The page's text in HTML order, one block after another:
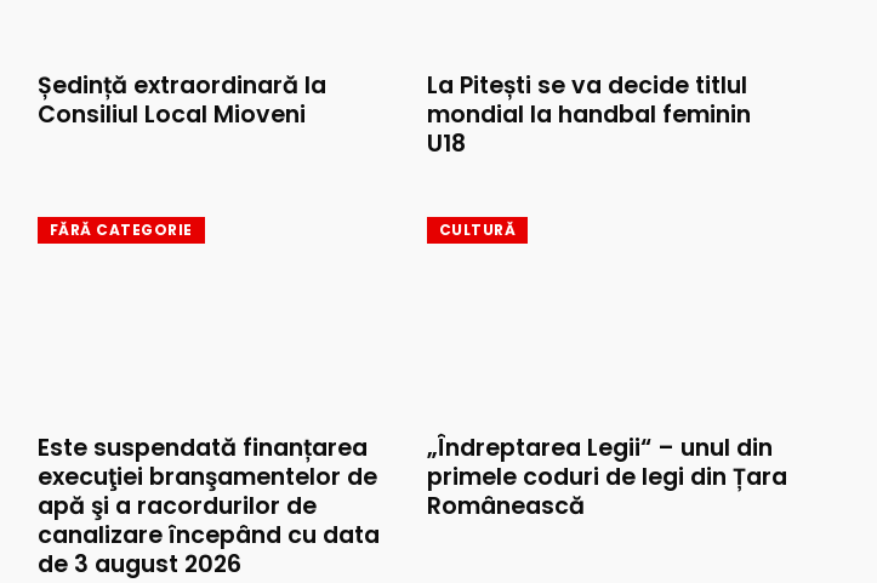
Ședință extraordinară la
Consiliul Local Mioveni
La Pitești se va decide titlul
mondial la handbal feminin
U18
FĂRĂ CATEGORIE
Este suspendată finanțarea
execuţiei branşamentelor de
apă şi a racordurilor de
canalizare începând cu data
de 3 august 2026
CULTURĂ
„Îndreptarea Legii“ – unul din
primele coduri de legi din Țara
Românească